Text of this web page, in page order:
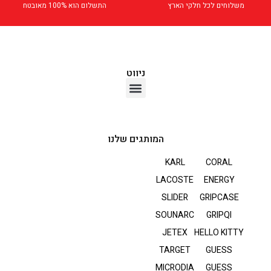
משלוחים לכל חלקי הארץ התשלום הוא 100% מאובטח
ניווט
המותגים שלנו
CORAL
ENERGY
GRIPCASE
GRIPQI
HELLO KITTY
GUESS
GUESS
KARL
LACOSTE
SLIDER
SOUNARC
JETEX
TARGET
MICRODIA